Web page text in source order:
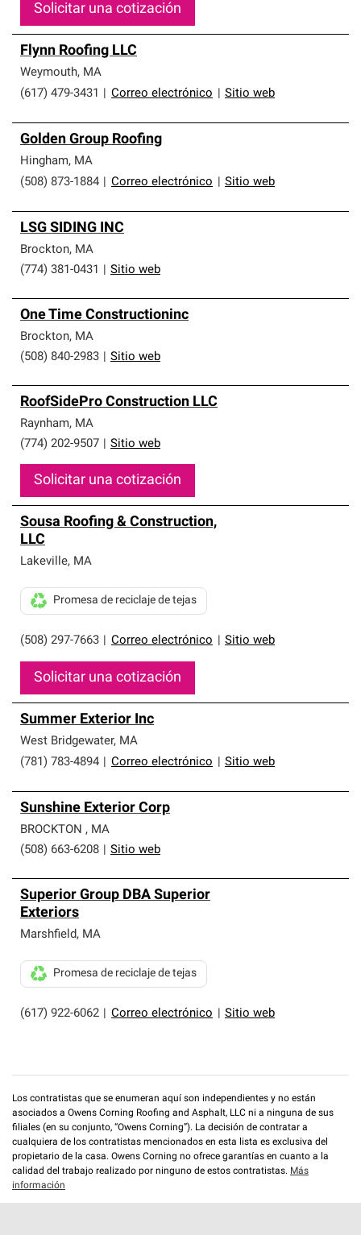
Solicitar una cotización
Flynn Roofing LLC
Weymouth, MA
(617) 479-3431
Correo electrónico Sitio web
Golden Group Roofing
Hingham, MA
(508) 873-1884
Correo electrónico Sitio web
LSG SIDING INC
Brockton, MA
(774) 381-0431
Sitio web
One Time Constructioninc
Brockton, MA
(508) 840-2983
Sitio web
RoofSidePro Construction LLC
Raynham, MA
(774) 202-9507
Sitio web
Solicitar una cotización
Sousa Roofing & Construction,
LLC
Lakeville, MA
(508) 297-7663 Correo electrónico Sitio web
Promesa de reciclaje de tejas
Solicitar una cotización
Summer Exterior Inc
West Bridgewater, MA
(781) 783-4894
Correo electrónico Sitio web
Sunshine Exterior Corp
BROCKTON , MA
(508) 663-6208
Sitio web
Superior Group DBA Superior
Exteriors
Marshfield, MA
(617) 922-6062 Correo electrónico Sitio web
Promesa de reciclaje de tejas
Los contratistas que se enumeran aquí son independientes y no están
asociados a Owens Corning Roofing and Asphalt, LLC ni a ninguna de sus
filiales (en su conjunto, “Owens Corning”). La decisión de contratar a
cualquiera de los contratistas mencionados en esta lista es exclusiva del
propietario de la casa. Owens Corning no ofrece garantías en cuanto a la
calidad del trabajo realizado por ninguno de estos contratistas. Más
información